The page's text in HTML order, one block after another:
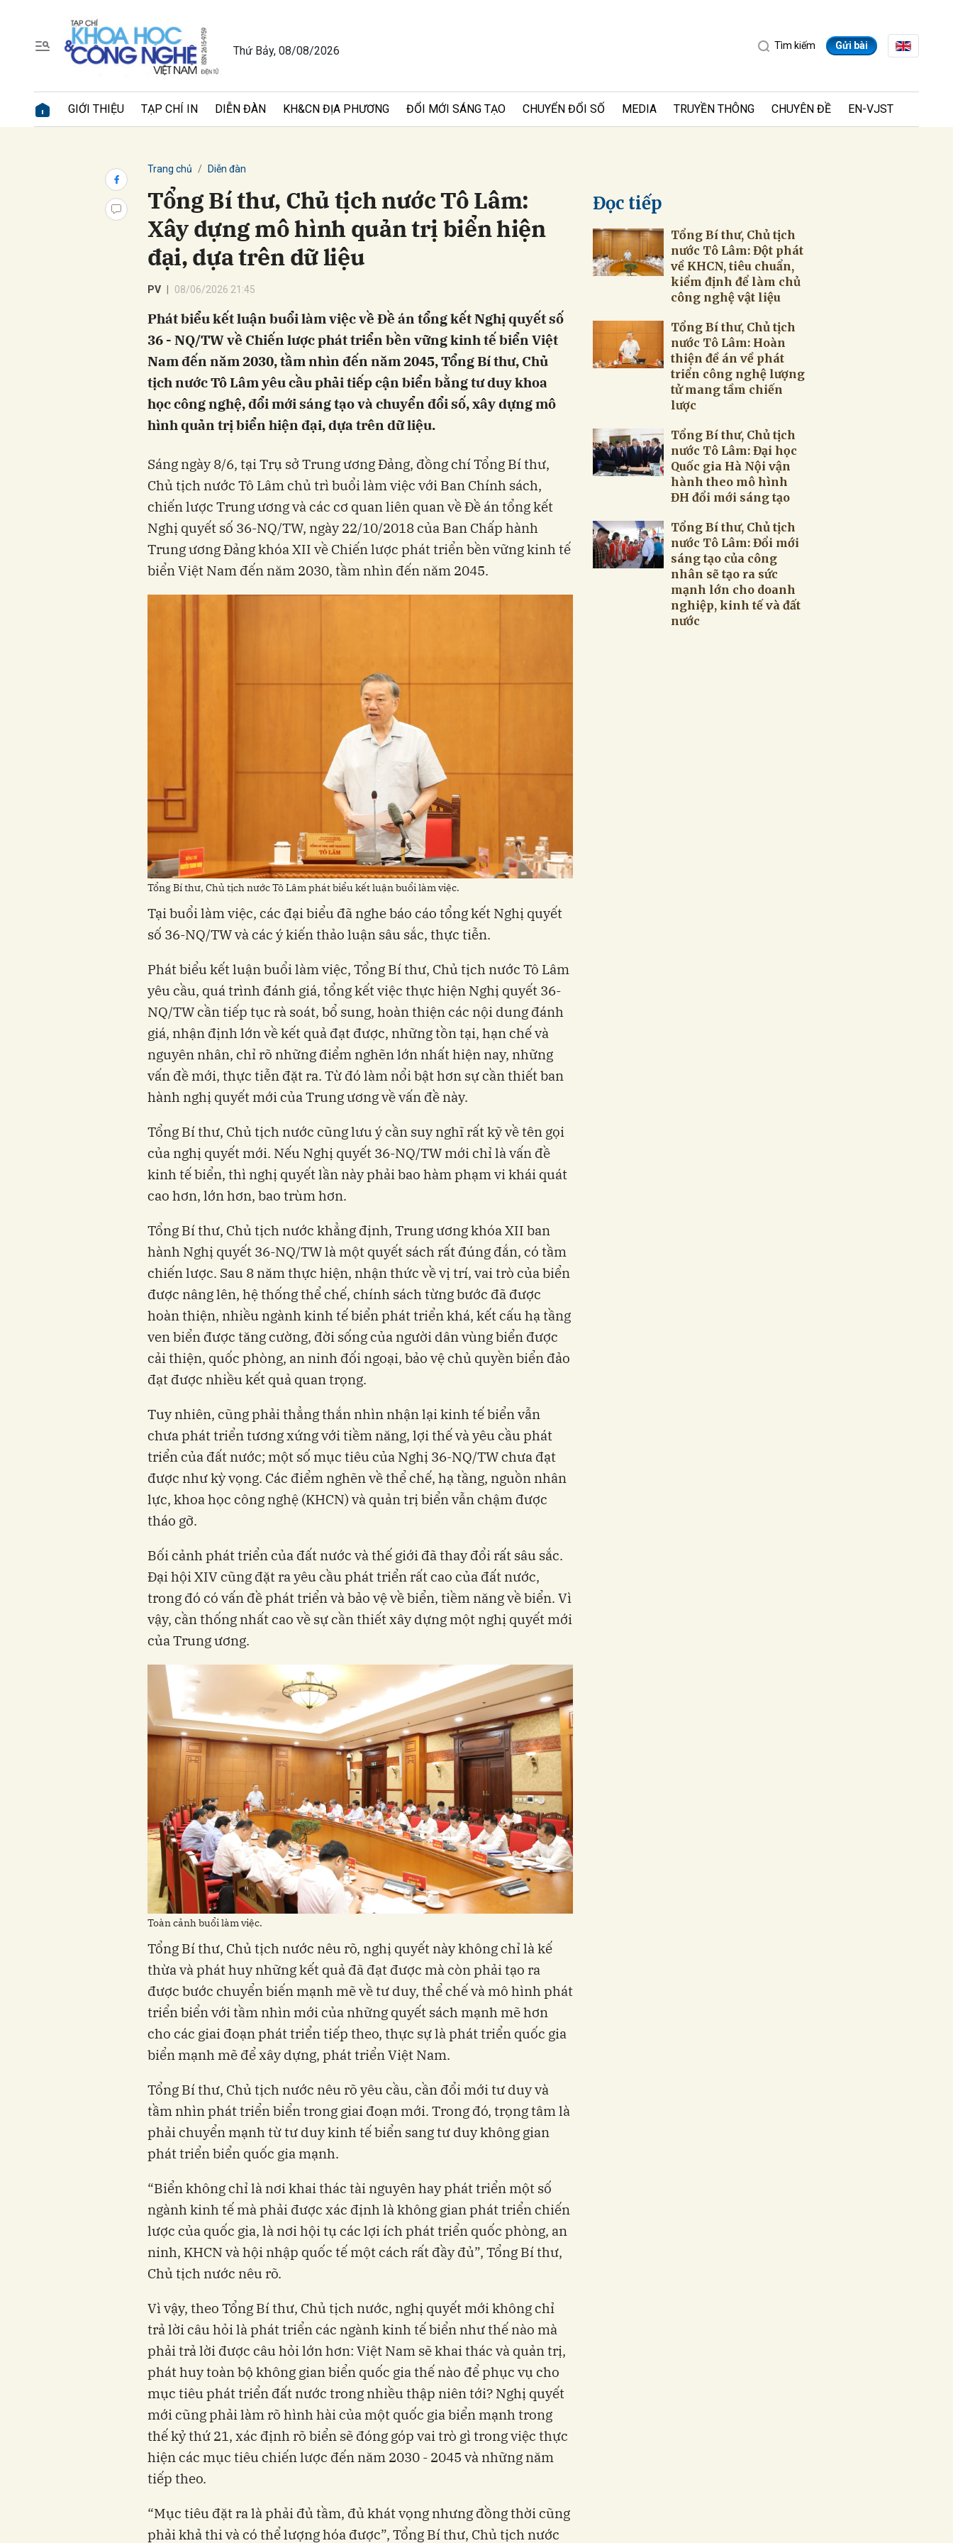
Thứ Bảy, 08/08/2026 Tìm kiếm Gửi bài
GIỚI THIỆU TẠP CHÍ IN DIỄN ĐÀN KH&CN ĐỊA PHƯƠNG ĐỔI MỚI SÁNG TẠO CHUYỂN ĐỔI SỐ MEDIA TRUYỀN THÔNG CHUYÊN ĐỀ EN-VJST
Trang chủ Diễn đàn
Tổng Bí thư, Chủ tịch nước Tô Lâm:
Xây dựng mô hình quản trị biển hiện
đại, dựa trên dữ liệu
PV 08/06/2026 21:45
Phát biểu kết luận buổi làm việc về Đề án tổng kết Nghị quyết số
36 - NQ/TW về Chiến lược phát triển bền vững kinh tế biển Việt
Nam đến năm 2030, tầm nhìn đến năm 2045, Tổng Bí thư, Chủ
tịch nước Tô Lâm yêu cầu phải tiếp cận biển bằng tư duy khoa
học công nghệ, đổi mới sáng tạo và chuyển đổi số, xây dựng mô
hình quản trị biển hiện đại, dựa trên dữ liệu.
Sáng ngày 8/6, tại Trụ sở Trung ương Đảng, đồng chí Tổng Bí thư,
Chủ tịch nước Tô Lâm chủ trì buổi làm việc với Ban Chính sách,
chiến lược Trung ương và các cơ quan liên quan về Đề án tổng kết
Nghị quyết số 36-NQ/TW, ngày 22/10/2018 của Ban Chấp hành
Trung ương Đảng khóa XII về Chiến lược phát triển bền vững kinh tế
biển Việt Nam đến năm 2030, tầm nhìn đến năm 2045.
Tổng Bí thư, Chủ tịch nước Tô Lâm phát biểu kết luận buổi làm việc.
Tại buổi làm việc, các đại biểu đã nghe báo cáo tổng kết Nghị quyết
số 36-NQ/TW và các ý kiến thảo luận sâu sắc, thực tiễn.
Phát biểu kết luận buổi làm việc, Tổng Bí thư, Chủ tịch nước Tô Lâm
yêu cầu, quá trình đánh giá, tổng kết việc thực hiện Nghị quyết 36-
NQ/TW cần tiếp tục rà soát, bổ sung, hoàn thiện các nội dung đánh
giá, nhận định lớn về kết quả đạt được, những tồn tại, hạn chế và
nguyên nhân, chỉ rõ những điểm nghẽn lớn nhất hiện nay, những
vấn đề mới, thực tiễn đặt ra. Từ đó làm nổi bật hơn sự cần thiết ban
hành nghị quyết mới của Trung ương về vấn đề này.
Tổng Bí thư, Chủ tịch nước cũng lưu ý cần suy nghĩ rất kỹ về tên gọi
của nghị quyết mới. Nếu Nghị quyết 36-NQ/TW mới chỉ là vấn đề
kinh tế biển, thì nghị quyết lần này phải bao hàm phạm vi khái quát
cao hơn, lớn hơn, bao trùm hơn.
Tổng Bí thư, Chủ tịch nước khẳng định, Trung ương khóa XII ban
hành Nghị quyết 36-NQ/TW là một quyết sách rất đúng đắn, có tầm
chiến lược. Sau 8 năm thực hiện, nhận thức về vị trí, vai trò của biển
được nâng lên, hệ thống thể chế, chính sách từng bước đã được
hoàn thiện, nhiều ngành kinh tế biển phát triển khá, kết cấu hạ tầng
ven biển được tăng cường, đời sống của người dân vùng biển được
cải thiện, quốc phòng, an ninh đối ngoại, bảo vệ chủ quyền biển đảo
đạt được nhiều kết quả quan trọng.
Tuy nhiên, cũng phải thẳng thắn nhìn nhận lại kinh tế biển vẫn
chưa phát triển tương xứng với tiềm năng, lợi thế và yêu cầu phát
triển của đất nước; một số mục tiêu của Nghị 36-NQ/TW chưa đạt
được như kỳ vọng. Các điểm nghẽn về thể chế, hạ tầng, nguồn nhân
lực, khoa học công nghệ (KHCN) và quản trị biển vẫn chậm được
tháo gỡ.
Bối cảnh phát triển của đất nước và thế giới đã thay đổi rất sâu sắc.
Đại hội XIV cũng đặt ra yêu cầu phát triển rất cao của đất nước,
trong đó có vấn đề phát triển và bảo vệ về biển, tiềm năng về biển. Vì
vậy, cần thống nhất cao về sự cần thiết xây dựng một nghị quyết mới
của Trung ương.
Toàn cảnh buổi làm việc.
Tổng Bí thư, Chủ tịch nước nêu rõ, nghị quyết này không chỉ là kế
thừa và phát huy những kết quả đã đạt được mà còn phải tạo ra
được bước chuyển biến mạnh mẽ về tư duy, thể chế và mô hình phát
triển biển với tầm nhìn mới của những quyết sách mạnh mẽ hơn
cho các giai đoạn phát triển tiếp theo, thực sự là phát triển quốc gia
biển mạnh mẽ để xây dựng, phát triển Việt Nam.
Tổng Bí thư, Chủ tịch nước nêu rõ yêu cầu, cần đổi mới tư duy và
tầm nhìn phát triển biển trong giai đoạn mới. Trong đó, trọng tâm là
phải chuyển mạnh từ tư duy kinh tế biển sang tư duy không gian
phát triển biển quốc gia mạnh.
“Biển không chỉ là nơi khai thác tài nguyên hay phát triển một số
ngành kinh tế mà phải được xác định là không gian phát triển chiến
lược của quốc gia, là nơi hội tụ các lợi ích phát triển quốc phòng, an
ninh, KHCN và hội nhập quốc tế một cách rất đầy đủ”, Tổng Bí thư,
Chủ tịch nước nêu rõ.
Vì vậy, theo Tổng Bí thư, Chủ tịch nước, nghị quyết mới không chỉ
trả lời câu hỏi là phát triển các ngành kinh tế biển như thế nào mà
phải trả lời được câu hỏi lớn hơn: Việt Nam sẽ khai thác và quản trị,
phát huy toàn bộ không gian biển quốc gia thế nào để phục vụ cho
mục tiêu phát triển đất nước trong nhiều thập niên tới? Nghị quyết
mới cũng phải làm rõ hình hài của một quốc gia biển mạnh trong
thế kỷ thứ 21, xác định rõ biển sẽ đóng góp vai trò gì trong việc thực
hiện các mục tiêu chiến lược đến năm 2030 - 2045 và những năm
tiếp theo.
“Mục tiêu đặt ra là phải đủ tầm, đủ khát vọng nhưng đồng thời cũng
phải khả thi và có thể lượng hóa được”, Tổng Bí thư, Chủ tịch nước
Đọc tiếp
Tổng Bí thư, Chủ tịch
nước Tô Lâm: Đột phát
về KHCN, tiêu chuẩn,
kiểm định để làm chủ
công nghệ vật liệu
Tổng Bí thư, Chủ tịch
nước Tô Lâm: Hoàn
thiện đề án về phát
triển công nghệ lượng
tử mang tầm chiến
lược
Tổng Bí thư, Chủ tịch
nước Tô Lâm: Đại học
Quốc gia Hà Nội vận
hành theo mô hình
ĐH đổi mới sáng tạo
Tổng Bí thư, Chủ tịch
nước Tô Lâm: Đổi mới
sáng tạo của công
nhân sẽ tạo ra sức
mạnh lớn cho doanh
nghiệp, kinh tế và đất
nước
Gửi